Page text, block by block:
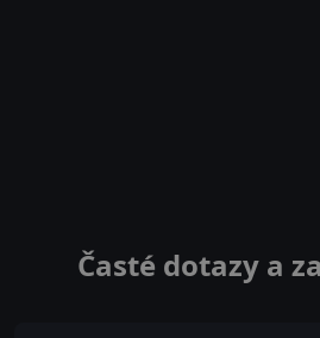
Časté dotazy a